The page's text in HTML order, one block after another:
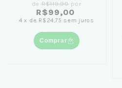
de R$119,90por
R$99,00
4 x de R$24,75 sem juros
Comprar